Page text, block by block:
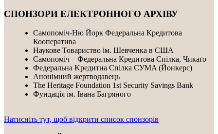
СПОНЗОРИ ЕЛЕКТРОННОГО АРХІВУ
Самопоміч-Ню Йорк Федеральна Кредитова
Кооператива
Наукове Товариство ім. Шевченка в США
Самопоміч – Федеральна Кредитова Спілка, Чикаґо
Федеральнa Kредитнa Спілка CУMA (Йонкерс)
Анонімний жертводавець
The Heritage Foundation 1st Security Savings Bank
Фундація ім. Івана Багряного
Натисніть тут, щоб відкрити список спонзорів